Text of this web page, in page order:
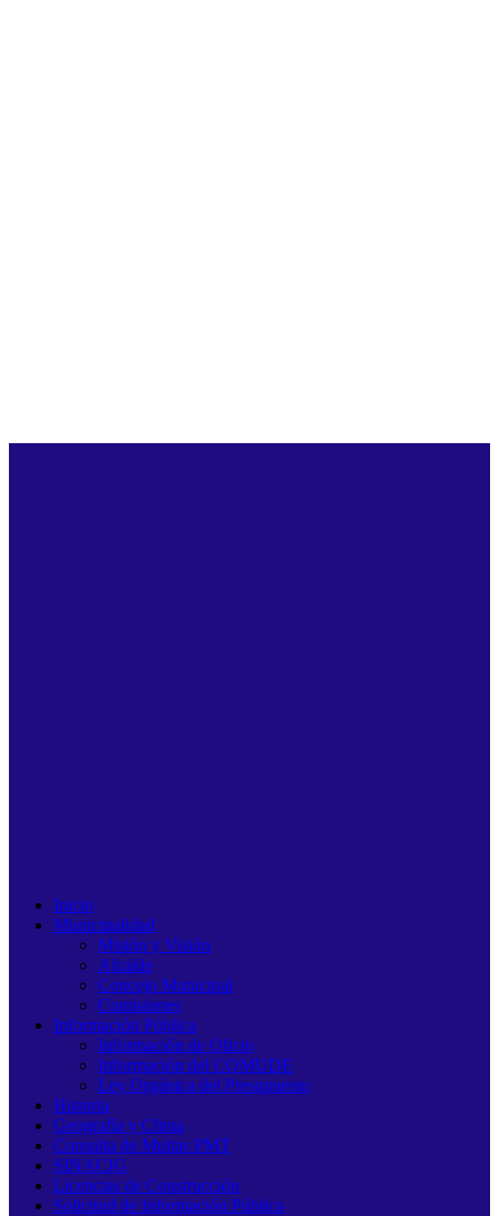
Inicio
Municipalidad
Misión y Visión
Alcalde
Concejo Municipal
Comisiones
Información Pública
Información de Oficio
Información del COMUDE
Ley Orgánica del Presupuesto
Historia
Geografía y Clima
Consulta de Multas PMT
SINACIG
Licencias de Construcción
Solicitud de Información Pública